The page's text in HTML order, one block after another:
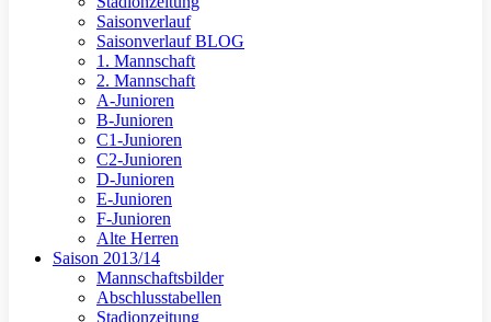
Saisonverlauf
Saisonverlauf BLOG
1. Mannschaft
2. Mannschaft
A-Junioren
B-Junioren
C1-Junioren
C2-Junioren
D-Junioren
E-Junioren
F-Junioren
Alte Herren
Saison 2013/14
Mannschaftsbilder
Abschlusstabellen
Stadionzeitung